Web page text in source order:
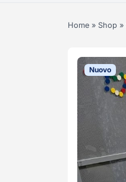
Home » Shop »
Nuovo